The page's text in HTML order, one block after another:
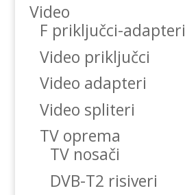
Video
F priključci-adapteri
Video priključci
Video adapteri
Video spliteri
TV oprema
TV nosači
DVB-T2 risiveri